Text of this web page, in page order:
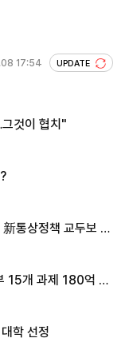
17:54 UPDATE
것이 협치"
통상정책 교두보 활
15개 과제 180억 지
학 선정